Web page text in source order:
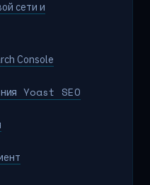
сети и
Console
Yoast SEO